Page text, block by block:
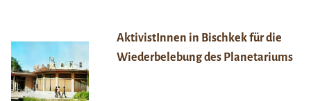
AktivistInnen in Bischkek für die
Wiederbelebung des Planetariums